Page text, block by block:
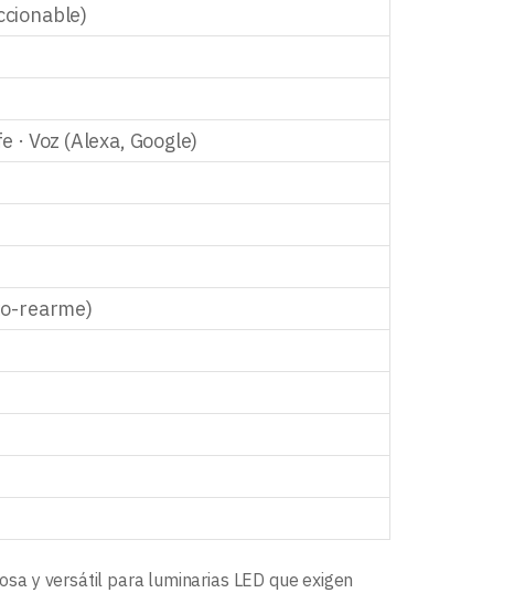
· Voz (Alexa, Google)
rearme)
y versátil para luminarias LED que exigen